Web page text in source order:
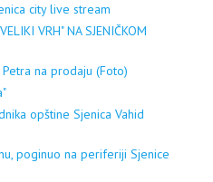
city live stream
VRH" NA SJENIČKOM
na prodaju (Foto)
opštine Sjenica Vahid
poginuo na periferiji Sjenice